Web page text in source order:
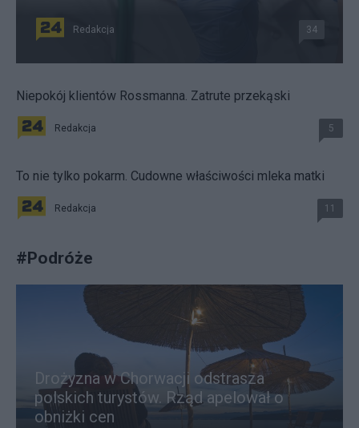
Redakcja 34
Niepokój klientów Rossmanna. Zatrute przekąski
Redakcja 5
To nie tylko pokarm. Cudowne właściwości mleka matki
Redakcja 11
#Podróże
Drożyzna w Chorwacji odstrasza
polskich turystów. Rząd apelował o
obniżki cen